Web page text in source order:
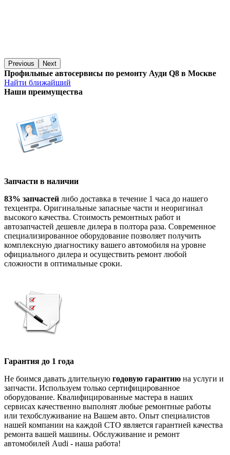
Previous Next
Профильные автосервисы по ремонту Ауди Q8 в Москве
Найти ближайший
Наши преимущества
Запчасти в наличии
83% запчастей либо доставка в течение 1 часа до нашего
техцентра. Оригинальные запасные части и неоригинал
высокого качества. Стоимость ремонтных работ и
автозапчастей дешевле дилера в полтора раза. Современное
специализированное оборудование позволяет получить
комплексную диагностику вашего автомобиля на уровне
официального дилера и осуществить ремонт любой
сложности в оптимальные сроки.
Гарантия до 1 года
Не боимся давать длительную годовую гарантию на услуги и
запчасти. Используем только сертифицированное
оборудование. Квалифицированные мастера в наших
сервисах качественно выполнят любые ремонтные работы
или техобслуживание на Вашем авто. Опыт специалистов
нашей компании на каждой СТО является гарантией качества
ремонта вашей машины. Обслуживание и ремонт
автомобилей Audi - наша работа!